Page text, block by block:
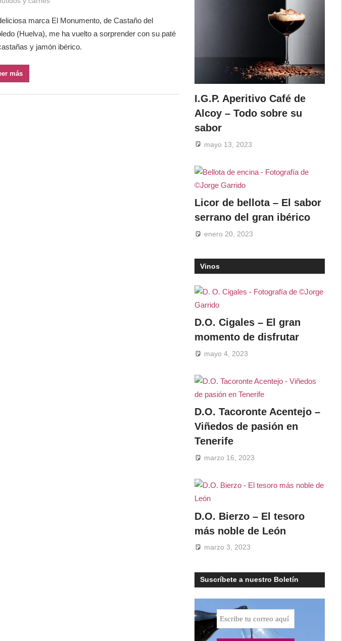
marca El Monumento, de Castaño del
(Huelva), me ha vuelto a sorprender con su paté
y jamón ibérico.
más
I.G.P. Aperitivo Café de
Alcoy – Todo sobre su
sabor
mayo 13, 2023
Licor de bellota – El sabor
serrano del gran ibérico
enero 20, 2023
Vinos
D.O. Cigales – El gran
momento de disfrutar
mayo 4, 2023
D.O. Tacoronte Acentejo –
Viñedos de pasión en
Tenerife
marzo 16, 2023
D.O. Bierzo – El tesoro
más noble de León
marzo 3, 2023
Suscríbete a nuestro Boletín